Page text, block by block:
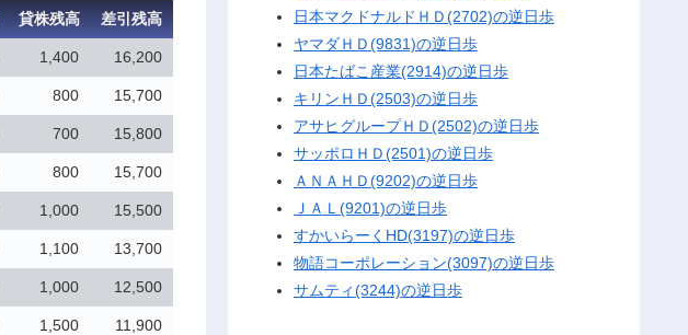
貸株残高 差引残高
1,400 16,200
800 15,700
700 15,800
800 15,700
1,000 15,500
1,100 13,700
1,000 12,500
1,500 11,900
日本マクドナルドＨＤ(2702)の逆日歩
ヤマダＨＤ(9831)の逆日歩
日本たばこ産業(2914)の逆日歩
キリンＨＤ(2503)の逆日歩
アサヒグループＨＤ(2502)の逆日歩
サッポロＨＤ(2501)の逆日歩
ＡＮＡＨＤ(9202)の逆日歩
ＪＡＬ(9201)の逆日歩
すかいらーくHD(3197)の逆日歩
物語コーポレーション(3097)の逆日歩
サムティ(3244)の逆日歩